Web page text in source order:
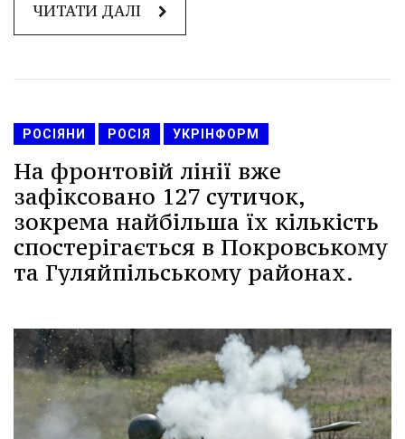
ЧИТАТИ ДАЛІ
РОСІЯНИ РОСІЯ УКРІНФОРМ
На фронтовій лінії вже
зафіксовано 127 сутичок,
зокрема найбільша їх кількість
спостерігається в Покровському
та Гуляйпільському районах.